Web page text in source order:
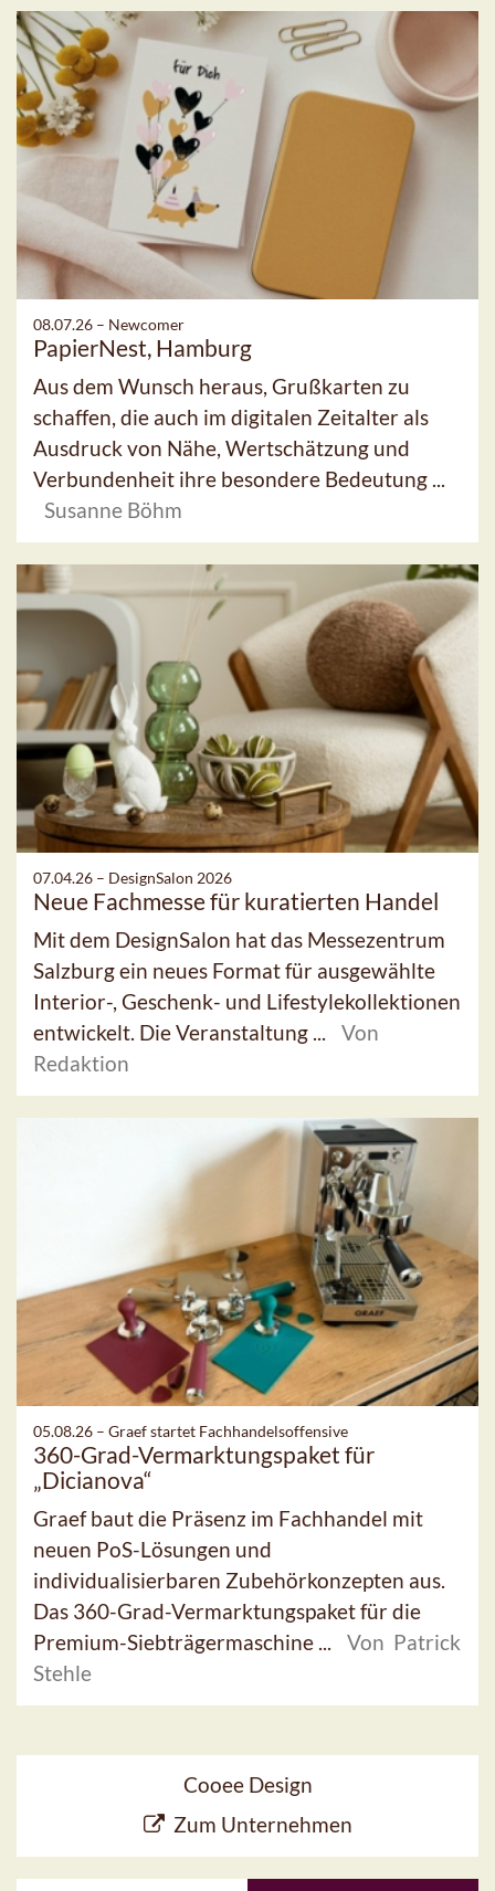
08.07.26 – Newcomer
PapierNest, Hamburg
Aus dem Wunsch heraus, Grußkarten zu
schaffen, die auch im digitalen Zeitalter als
Ausdruck von Nähe, Wertschätzung und
Verbundenheit ihre besondere Bedeutung ...
Susanne Böhm
07.04.26 – DesignSalon 2026
Neue Fachmesse für kuratierten Handel
Mit dem DesignSalon hat das Messezentrum
Salzburg ein neues Format für ausgewählte
Interior-, Geschenk- und Lifestylekollektionen
entwickelt. Die Veranstaltung ...
Von
Redaktion
05.08.26 – Graef startet Fachhandelsoffensive
360-Grad-Vermarktungspaket für
„Dicianova“
Graef baut die Präsenz im Fachhandel mit
neuen PoS-Lösungen und
individualisierbaren Zubehörkonzepten aus.
Das 360-Grad-Vermarktungspaket für die
Premium-Siebträgermaschine ...
Von Patrick
Stehle
Cooee Design
Zum Unternehmen